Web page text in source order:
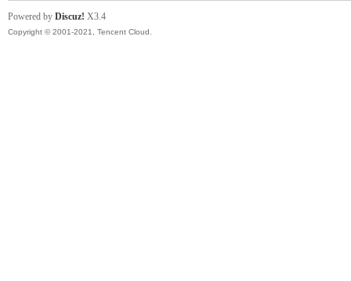
Powered by Discuz! X3.4
Copyright © 2001-2021, Tencent Cloud.